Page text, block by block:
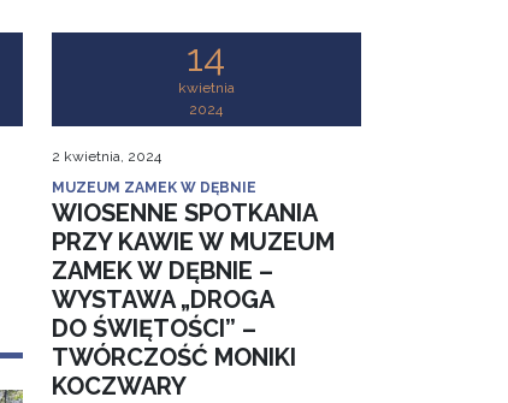
14
kwietnia
2024
2 kwietnia, 2024
MUZEUM ZAMEK W DĘBNIE
WIOSENNE SPOTKANIA
PRZY KAWIE W MUZEUM
ZAMEK W DĘBNIE –
WYSTAWA „DROGA
DO ŚWIĘTOŚCI” –
TWÓRCZOŚĆ MONIKI
KOCZWARY